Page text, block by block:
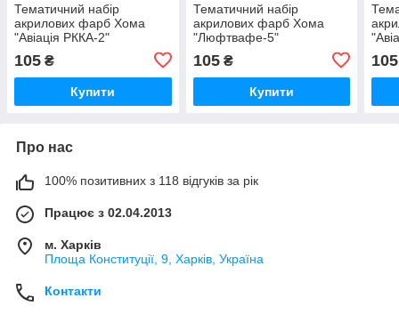
Тематичний набір
акрилових фарб Хома
"Авіація РККА-2"
105 ₴
Купити
Тематичний набір
акрилових фарб Хома
"Люфтвафе-5"
105₴
Купити
105
Про нас
100% позитивних з 118 відгуків за рік
Працює з 02.04.2013
м. Харків
Площа Конституції, 9, Харків, Україна
Контакти